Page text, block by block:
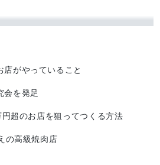
がやっていること
会を発足
超のお店を狙ってつくる方法
の高級焼肉店